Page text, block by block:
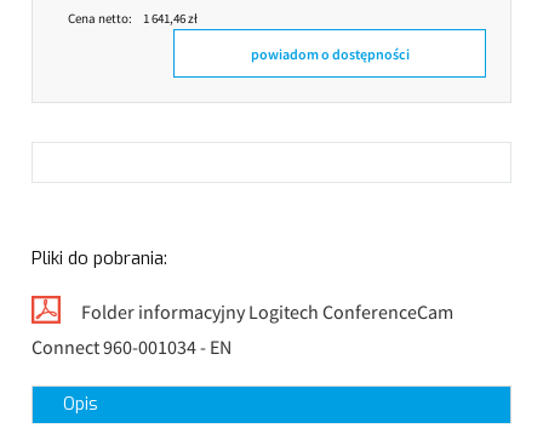
Cena netto: 1 641,46 zł
powiadom o dostępności
Pliki do pobrania:
Folder informacyjny Logitech ConferenceCam
Connect 960-001034 - EN
Opis